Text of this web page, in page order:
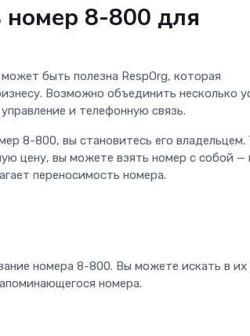
номер 8-800 для
быть полезна RespOrg, которая
Возможно объединить несколько
и телефонную связь.
8-800, вы становитесь его владельцем.
цену, вы можете взять номер с собой —
переносимость номера.
номера 8-800. Вы можете искать в их
номера.